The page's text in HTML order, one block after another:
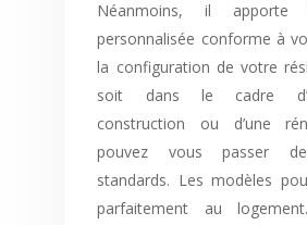
Néanmoins, il apporte
personnalisée conforme à
la configuration de votre
soit dans le cadre
construction ou d’une
pouvez vous passer
standards. Les modèles
parfaitement au